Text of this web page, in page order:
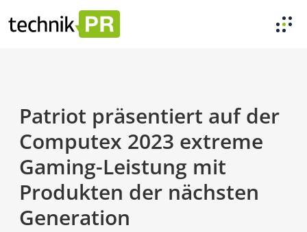
Patriot präsentiert auf der
Computex 2023 extreme
Gaming-Leistung mit
Produkten der nächsten
Generation